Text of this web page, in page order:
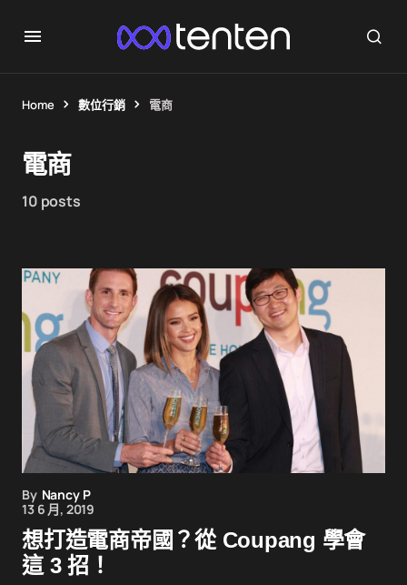
Home 數位行銷 電商
電商
10 posts
By Nancy P
13 6 月, 2019
想打造電商帝國？從 Coupang 學會
這 3 招！